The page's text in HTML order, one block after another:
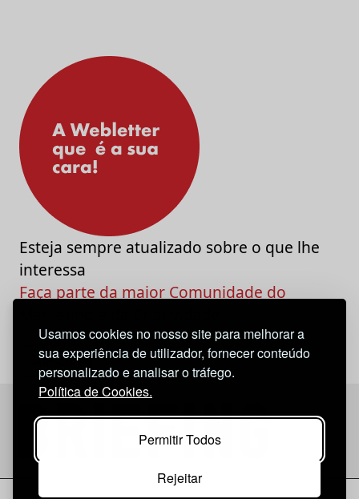
Usamos cookies no nosso site para melhorar a
sua experiência de utilizador, fornecer conteúdo
personalizado e analisar o tráfego.
Política de Cookies.
Permitir Todos
Rejeitar
Esteja sempre atualizado sobre o que lhe
interessa
Faça parte da maior Comunidade do